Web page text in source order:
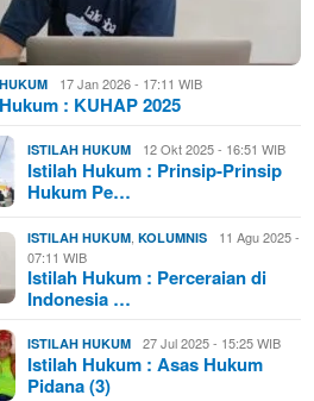
17 Jan 2026 - 17:11 WIB
: KUHAP 2025
ISTILAH HUKUM 12 Okt 2025 - 16:51 WIB
Istilah Hukum : Prinsip-Prinsip
Hukum Pe…
ISTILAH HUKUM ,KOLUMNIS
11 Agu 2025 -
07:11 WIB
Istilah Hukum : Perceraian di
Indonesia …
ISTILAH HUKUM 27 Jul 2025 - 15:25 WIB
Istilah Hukum : Asas Hukum
Pidana (3)